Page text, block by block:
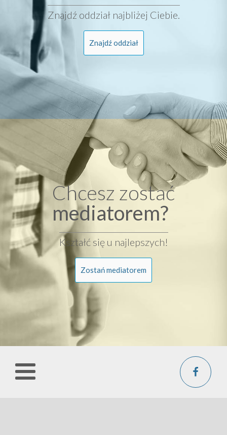
Znajdź oddział najbliżej Ciebie.
Znajdź oddział
Chcesz zostać
mediatorem?
Kształć się u najlepszych!
Zostań mediatorem